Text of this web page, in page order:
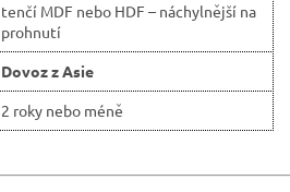
tenčí MDF nebo HDF – náchylnější na
prohnutí
Dovoz z Asie
2 roky nebo méně